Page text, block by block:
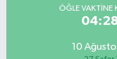
ÖĞLE VAKTINE
10